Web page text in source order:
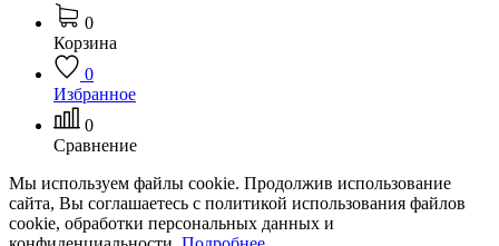
0
Корзина
0
Избранное
0
Сравнение
Мы используем файлы cookie. Продолжив использование
сайта, Вы соглашаетесь с политикой использования файлов
cookie, обработки персональных данных и